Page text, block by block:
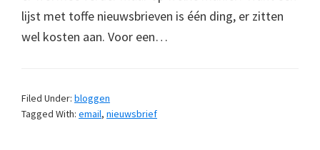
lijst met toffe nieuwsbrieven is één ding, er zitten
wel kosten aan. Voor een…
Filed Under: bloggen
Tagged With: email, nieuwsbrief